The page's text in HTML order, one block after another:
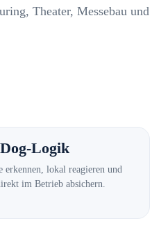
Theater, Messebau und
Logik
erkennen, lokal reagieren und
im Betrieb absichern.